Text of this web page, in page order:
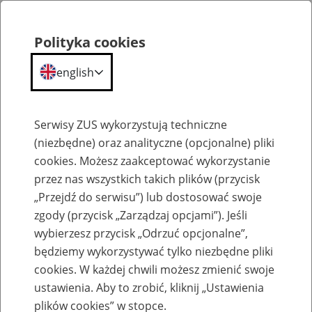
Komunikaty
Ograniczenie w dostępie do stron
www.zus.pl i www.bip. zus.pl w nocy z 15
Polityka cookies
english
Serwisy ZUS wykorzystują techniczne
(niezbędne) oraz analityczne (opcjonalne) pliki
cookies. Możesz zaakceptować wykorzystanie
przez nas wszystkich takich plików (przycisk
„Przejdź do serwisu”) lub dostosować swoje
zgody (przycisk „Zarządzaj opcjami”). Jeśli
wybierzesz przycisk „Odrzuć opcjonalne”,
będziemy wykorzystywać tylko niezbędne pliki
cookies. W każdej chwili możesz zmienić swoje
ustawienia. Aby to zrobić, kliknij „Ustawienia
plików cookies” w stopce.